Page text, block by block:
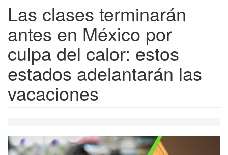
Las clases terminarán
antes en México por
culpa del calor: estos
estados adelantarán las
vacaciones